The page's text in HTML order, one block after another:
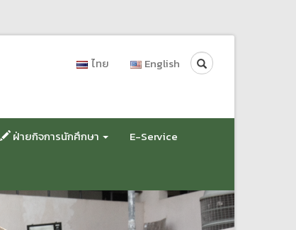
ไทย English Search
ฝ่ายกิจการนักศึกษา E-Service